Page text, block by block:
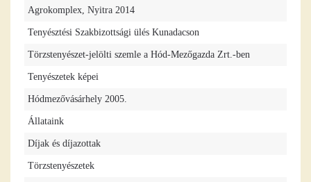
Agrokomplex, Nyitra 2014
Tenyésztési Szakbizottsági ülés Kunadacson
Törzstenyészet-jelölti szemle a Hód-Mezőgazda Zrt.-ben
Tenyészetek képei
Hódmezővásárhely 2005.
Állataink
Díjak és díjazottak
Törzstenyészetek